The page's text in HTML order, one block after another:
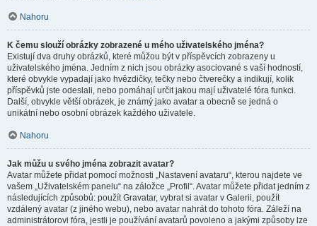
Nahoru
K čemu slouží obrázky zobrazené u mého uživatelského jména?
Existují dva druhy obrázků, které můžou být v příspěvcích zobrazeny u
uživatelského jména. Jedním z nich jsou obrázky asociované s vaší hodností,
které obvykle vypadají jako hvězdičky, tečky nebo čtverečky a indikují, kolik
příspěvků jste odeslali, nebo pomáhají určit jakou mají uživatelé fóra funkci.
Další, obvykle větší obrázek, je známý jako avatar a obecně se jedná o
unikátní nebo osobní obrázek každého uživatele.
Nahoru
Jak můžu u svého jména zobrazit avatar?
Avatar můžete přidat pomocí možnosti „Nastavení avataru“, kterou najdete ve
vašem „Uživatelském panelu“ na záložce „Profil“. Avatar můžete přidat jedním z
následujících způsobů: použít Gravatar, vybrat si avatar v Galerii, použít
vzdálený avatar (z jiného webu), nebo avatar nahrát do tohoto fóra. Záleží na
administrátorovi fóra, jestli je používání avatarů povoleno a jakými způsoby lze